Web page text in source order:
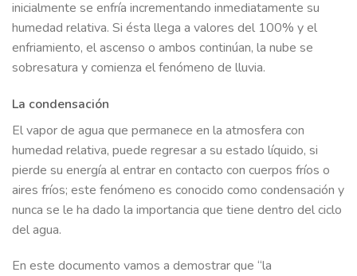
inicialmente se enfría incrementando inmediatamente su
humedad relativa. Si ésta llega a valores del 100% y el
enfriamiento, el ascenso o ambos continúan, la nube se
sobresatura y comienza el fenómeno de lluvia.
La condensación
El vapor de agua que permanece en la atmosfera con
humedad relativa, puede regresar a su estado líquido, si
pierde su energía al entrar en contacto con cuerpos fríos o
aires fríos; este fenómeno es conocido como condensación y
nunca se le ha dado la importancia que tiene dentro del ciclo
del agua.
En este documento vamos a demostrar que “la